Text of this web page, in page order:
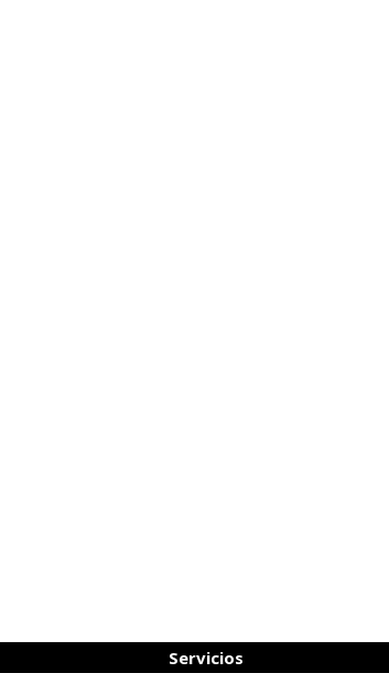
Servicios